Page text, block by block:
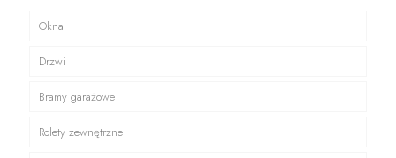
Okna
Drzwi
Bramy garażowe
Rolety zewnętrzne